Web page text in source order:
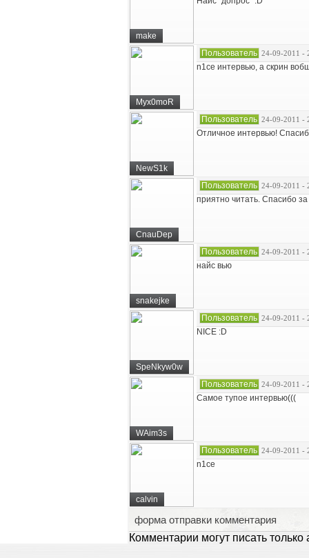
make
Myx0moR
Пользователь 24-09-2011 -
n1ce интервью, а скрин
NewS1k
Пользователь 24-09-2011 -
Отличное интервью!
CnauDep
Пользователь 24-09-2011 -
приятно читать. Спасибо
snakejke
Пользователь 24-09-2011 -
найс вью
SpeNkyw0w
Пользователь 24-09-2011 -
NICE :D
WAim3s
Пользователь 24-09-2011 -
Самое тупое интервью(((
calvin
Пользователь 24-09-2011 -
n1ce
форма отправки комментария
Комментарии могут писать